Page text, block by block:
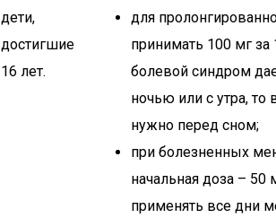
дети,
достигшие
16 лет.
для
принимать 100 мг за
болевой синдром
ночью или с утра, то
нужно перед сном;
при болезненных
начальная доза – 50
применять все дни